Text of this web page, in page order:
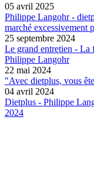
05 avril 2025
Philippe Langohr -
marché excessivement
25 septembre 2024
Le grand entretien - La
Philippe Langohr
22 mai 2024
"Avec dietplus, vous
04 avril 2024
Dietplus - Philippe
2024